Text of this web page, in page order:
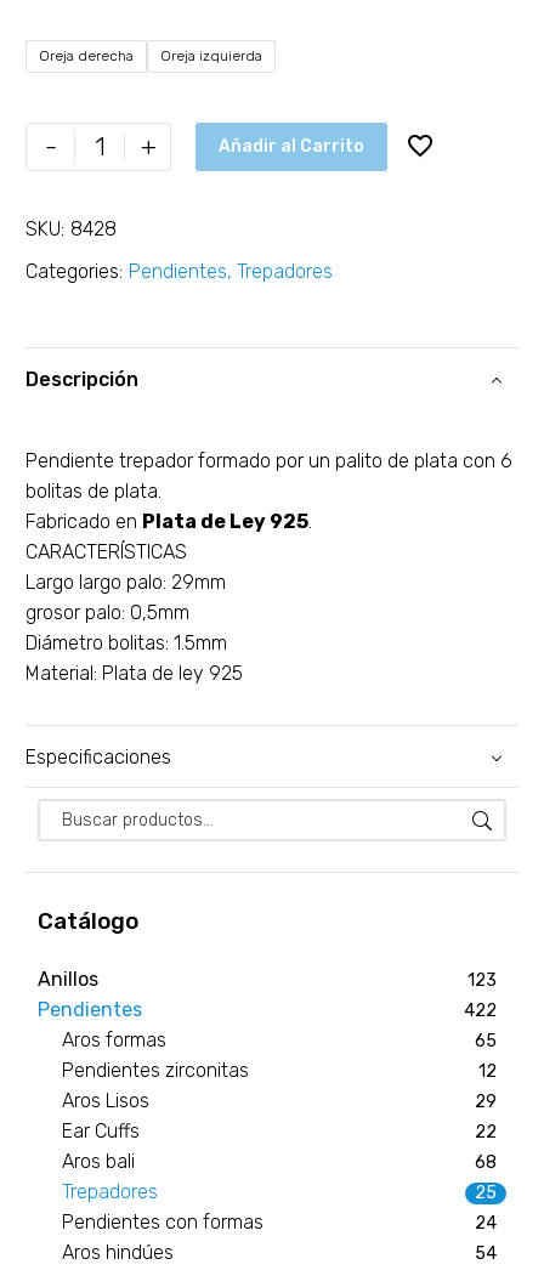
Catálogo
Anillos 123
Pendientes 422
Aros formas 65
Pendientes zirconitas 12
Aros Lisos 29
Ear Cuffs 22
Aros bali 68
Trepadores 25
Pendientes con formas 24
Aros hindúes 54
Oreja derecha Oreja izquierda
- + Añadir al Carrito
SKU: 8428
Categories: Pendientes, Trepadores
Descripción
Pendiente trepador formado por un palito de plata con 6
bolitas de plata.
Fabricado en Plata de Ley 925.
CARACTERÍSTICAS
Largo largo palo: 29mm
grosor palo: 0,5mm
Diámetro bolitas: 1.5mm
Material: Plata de ley 925
Especificaciones